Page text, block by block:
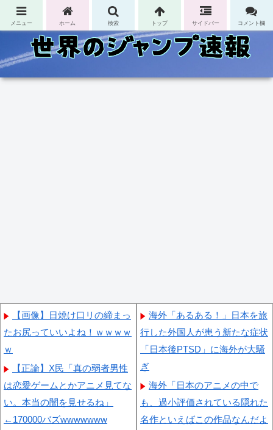
コンテンツへスキップ
【画像】日焼け口リの締まっ
たお尻っていいよね！ｗｗｗｗ
ｗ
【正論】X民「真の弱者男性
は恋愛ゲームとかアニメ見てな
い。本当の闇を見せるね」
←170000バズwwwwwww
海外「あるある！」日本を旅
行した外国人が患う新たな症状
「日本後PTSD」に海外が大騒
ぎ
海外「日本のアニメの中で
も、過小評価されている隠れた
名作といえばこの作品なんだよ
メニュー ホーム 検索 トップ サイドバー コメント欄